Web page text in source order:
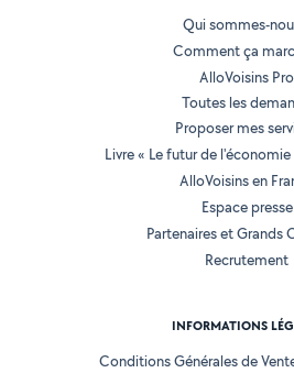
Qui sommes-
Comment ça
AlloVoisins Pro
Toutes les
Proposer mes
Livre « Le futur de
AlloVoisins en
Espace presse
Partenaires et Grands
Recrutement
INFORMATIONS
Conditions Générales de